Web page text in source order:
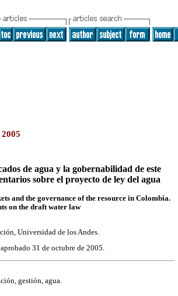
de agua y la gobernabilidad de este
sobre el proyecto de ley del agua
and the governance of the resource in Colombia.
on the draft water law
Universidad de los Andes.
31 de octubre de 2005.
gestión, agua.